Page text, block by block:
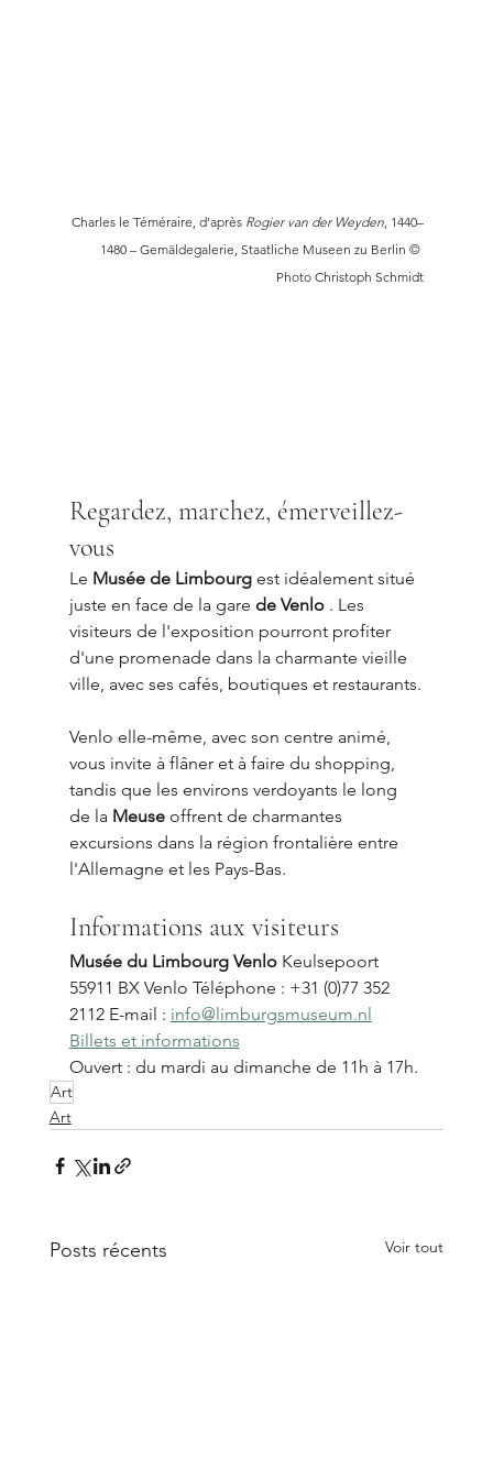
Charles le Téméraire, d’après Rogier van der Weyden , 1440–
1480 – Gemäldegalerie, Staatliche Museen zu Berlin ©
Photo Christoph Schmidt
Regardez, marchez, émerveillez-
vous
Le Musée de Limbourg est idéalement situé
juste en face de la gare de Venlo . Les
visiteurs de l'exposition pourront profiter
d'une promenade dans la charmante vieille
ville, avec ses cafés, boutiques et restaurants.
Venlo elle-même, avec son centre animé,
vous invite à flâner et à faire du shopping,
tandis que les environs verdoyants le long
de la Meuse offrent de charmantes
excursions dans la région frontalière entre
l'Allemagne et les Pays-Bas.
Informations aux visiteurs
Musée du Limbourg Venlo Keulsepoort
55911 BX Venlo Téléphone : +31 (0)77 352
2112 E-mail : info@limburgsmuseum.nl
Billets et informations
Ouvert : du mardi au dimanche de 11h à 17h.
Art
Art
Posts récents Voir tout